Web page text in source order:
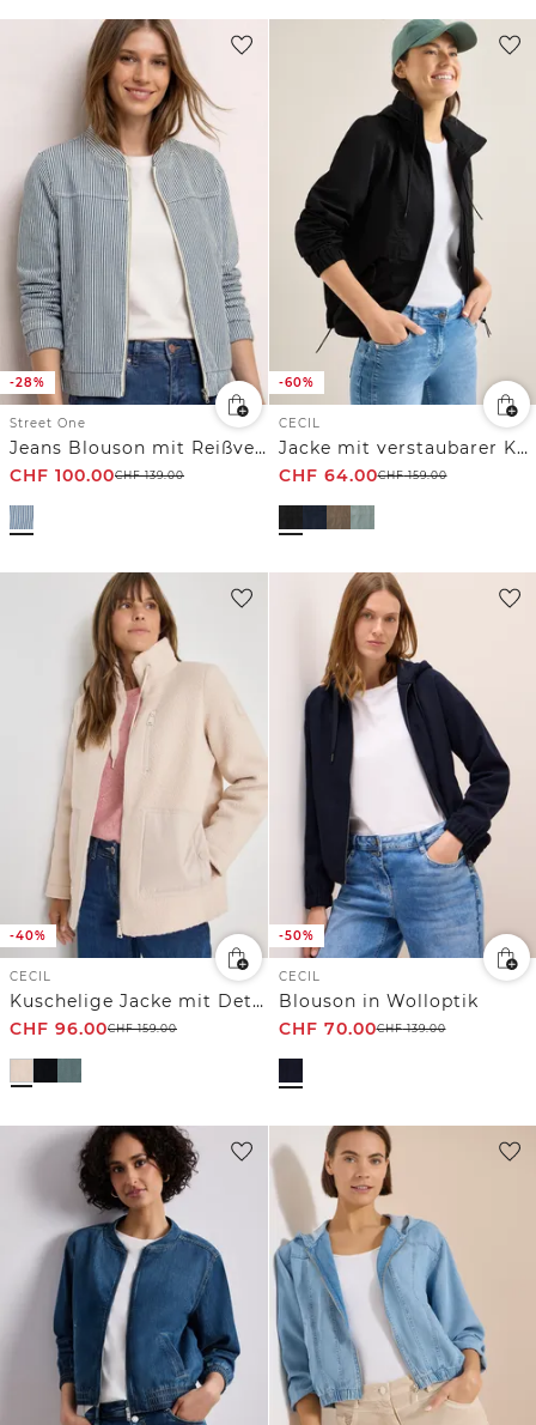
-28%
Street One
Jeans Blouson mit Reißverschluss
CHF 100.00CHF139.00
-60%
CECIL
Jacke mit verstaubarer Kapuze
CHF 64.00CHF159.00
-40%
CECIL
Kuschelige Jacke mit Details
CHF 96.00CHF159.00
-50%
CECIL
Blouson in Wolloptik
CHF 70.00CHF139.00